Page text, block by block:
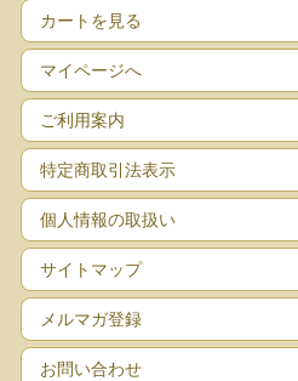
カートを見る
マイページへ
ご利用案内
特定商取引法表示
個人情報の取扱い
サイトマップ
メルマガ登録
お問い合わせ